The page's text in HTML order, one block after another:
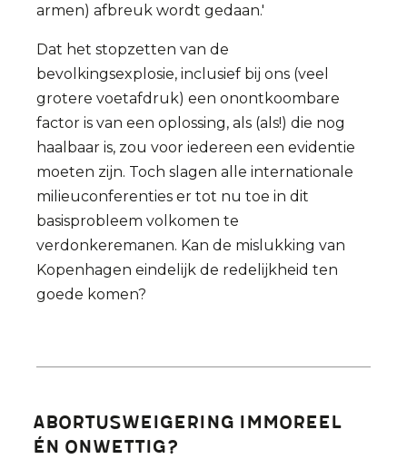
armen) afbreuk wordt gedaan.'
Dat het stopzetten van de
bevolkingsexplosie, inclusief bij ons (veel
grotere voetafdruk) een onontkoombare
factor is van een oplossing, als (als!) die nog
haalbaar is, zou voor iedereen een evidentie
moeten zijn. Toch slagen alle internationale
milieuconferenties er tot nu toe in dit
basisprobleem volkomen te
verdonkeremanen. Kan de mislukking van
Kopenhagen eindelijk de redelijkheid ten
goede komen?
Abortusweigering immoreel
én onwettig?